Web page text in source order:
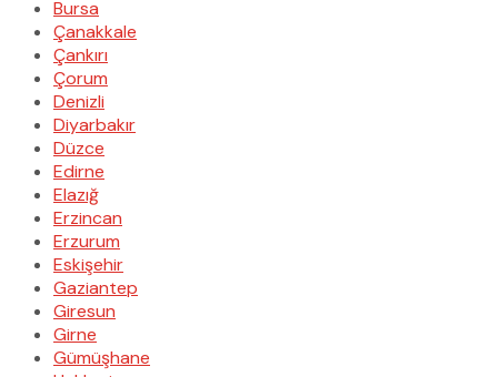
Bursa
Çanakkale
Çankırı
Çorum
Denizli
Diyarbakır
Düzce
Edirne
Elazığ
Erzincan
Erzurum
Eskişehir
Gaziantep
Giresun
Girne
Gümüşhane